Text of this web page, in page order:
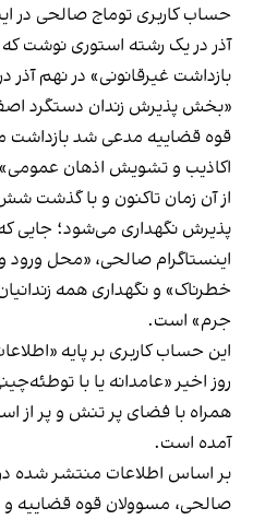
آذر در یک رشته استوری نوشت
«بخش پذیرش زندان دستگرد
قوه قضاییه مدعی شدبازداشت
اکاذیب و تشویش اذهان
از آن زمان تاکنون و ‌با گذشت
پذیرش نگهداری می‌شود؛ جایی
اینستاگرام صالحی، «محل ورود
خطرناک» و نگهداری همه
جرم» است.
این حساب کاربری بر پایه
روز اخیر «عامدانه یا با
همراه با فضای پر‌ تنش و پر از
آمده است.
بر اساس اطلاعات منتشر شده
صالحی، مسوولان قوه قضاییه و